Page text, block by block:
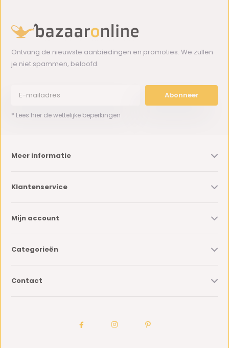
Ontvang de nieuwste aanbiedingen en promoties. We zullen
je niet spammen, beloofd.
Abonneer
* Lees hier de wettelijke beperkingen
Meer informatie
Klantenservice
Mijn account
Categorieën
Contact